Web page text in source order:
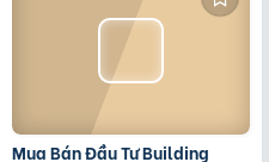
Mua Bán Đầu Tư Building